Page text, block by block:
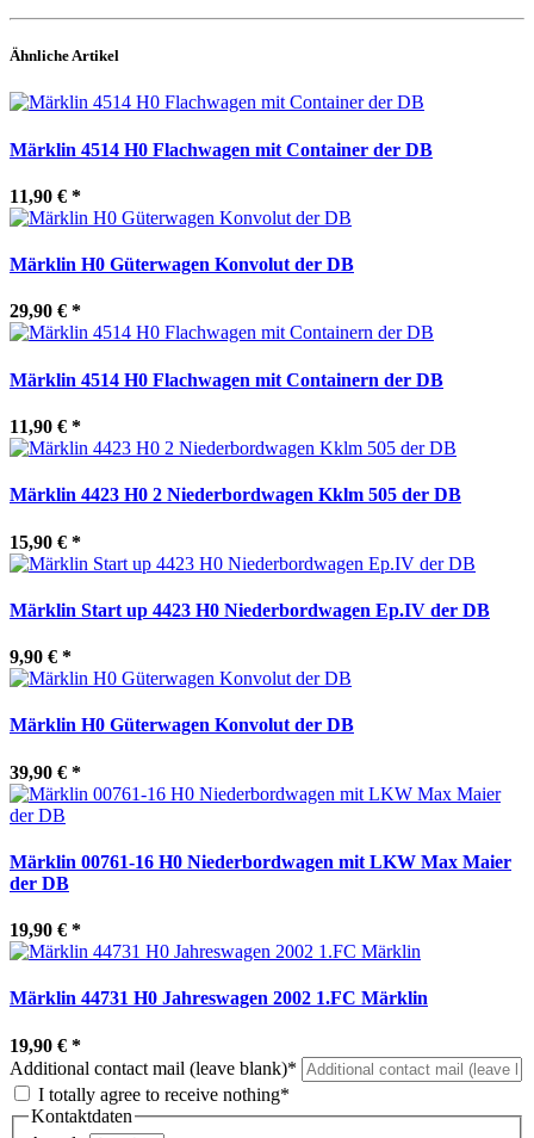
Ähnliche Artikel
Märklin 4514 H0 Flachwagen mit Container der DB
11,90 € *
Märklin H0 Güterwagen Konvolut der DB
29,90 € *
Märklin 4514 H0 Flachwagen mit Containern der DB
11,90 € *
Märklin 4423 H0 2 Niederbordwagen Kklm 505 der DB
15,90 € *
Märklin Start up 4423 H0 Niederbordwagen Ep.IV der DB
9,90 € *
Märklin H0 Güterwagen Konvolut der DB
39,90 € *
Märklin 00761-16 H0 Niederbordwagen mit LKW Max Maier
der DB
19,90 € *
Märklin 44731 H0 Jahreswagen 2002 1.FC Märklin
19,90 € *
Additional contact mail (leave blank)*
I totally agree to receive nothing*
Kontaktdaten